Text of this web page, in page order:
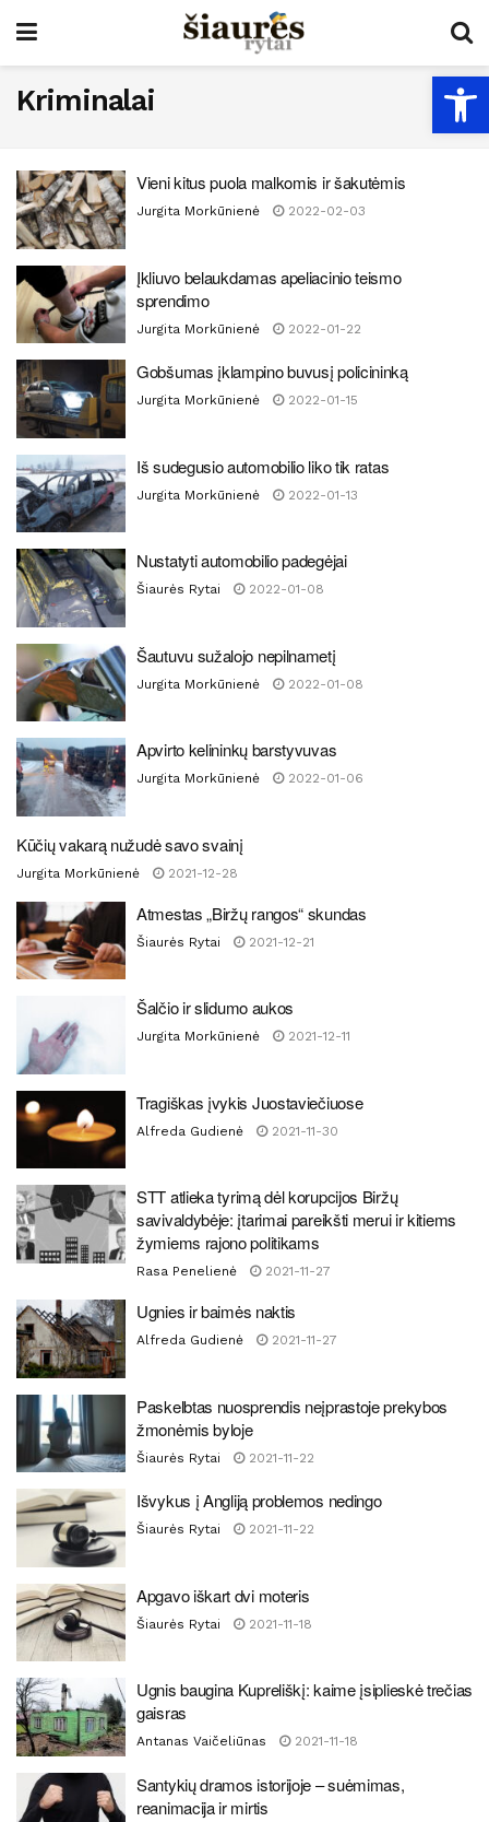
Kriminalai
Vieni kitus puola malkomis ir šakutėmis
Jurgita Morkūnienė 2022-02-03
Įkliuvo belaukdamas apeliacinio teismo
sprendimo
Jurgita Morkūnienė 2022-01-22
Gobšumas įklampino buvusį policininką
Jurgita Morkūnienė 2022-01-15
Iš sudegusio automobilio liko tik ratas
Jurgita Morkūnienė 2022-01-13
Nustatyti automobilio padegėjai
Šiaurės Rytai 2022-01-08
Šautuvu sužalojo nepilnametį
Jurgita Morkūnienė 2022-01-08
Apvirto kelininkų barstyvuvas
Jurgita Morkūnienė 2022-01-06
Kūčių vakarą nužudė savo svainį
Jurgita Morkūnienė 2021-12-28
Atmestas „Biržų rangos“ skundas
Šiaurės Rytai 2021-12-21
Šalčio ir slidumo aukos
Jurgita Morkūnienė 2021-12-11
Tragiškas įvykis Juostaviečiuose
Alfreda Gudienė 2021-11-30
STT atlieka tyrimą dėl korupcijos Biržų
savivaldybėje: įtarimai pareikšti merui ir kitiems
žymiems rajono politikams
Rasa Penelienė 2021-11-27
Ugnies ir baimės naktis
Alfreda Gudienė 2021-11-27
Paskelbtas nuosprendis neįprastoje prekybos
žmonėmis byloje
Šiaurės Rytai 2021-11-22
Išvykus į Angliją problemos nedingo
Šiaurės Rytai 2021-11-22
Apgavo iškart dvi moteris
Šiaurės Rytai 2021-11-18
Ugnis baugina Kupreliškį: kaime įsiplieskė trečias
gaisras
Antanas Vaičeliūnas 2021-11-18
Santykių dramos istorijoje – suėmimas,
reanimacija ir mirtis